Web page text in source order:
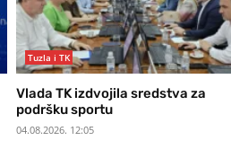
Tuzla i TK
Vlada TK izdvojila sredstva za
podršku sportu
04.08.2026. 12:05